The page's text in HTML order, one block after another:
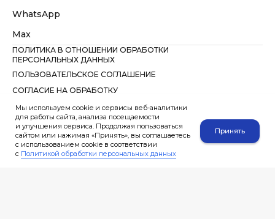
WhatsApp
Max
ПОЛИТИКА В ОТНОШЕНИИ ОБРАБОТКИ
ПЕРСОНАЛЬНЫХ ДАННЫХ
ПОЛЬЗОВАТЕЛЬСКОЕ СОГЛАШЕНИЕ
СОГЛАСИЕ НА ОБРАБОТКУ
Вся информация на сайте несёт справочный характер и не является
публичной офертой, определяемой положениями ст. 437 ГК РФ.
WhatsApp — мессенджер компании Meta Platforms Inc., признанной
экстремистской организацией и запрещённой в РФ. Указание
мессенджера приведено исключительно как способ связи.
Мы используем cookie и сервисы веб-аналитики
для работы сайта, анализа посещаемости
и улучшения сервиса. Продолжая пользоваться
сайтом или нажимая «Принять», вы соглашаетесь
с использованием cookie в соответствии
с Политикой обработки персональных данных
Принять